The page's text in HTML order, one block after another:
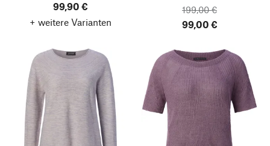
99,90 €
+ weitere Varianten
199,00 €
99,00 €